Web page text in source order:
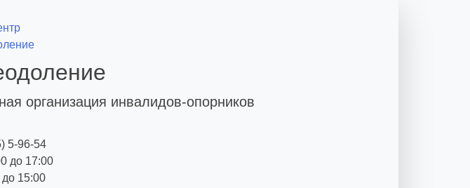
организация инвалидов-опорников
5-96-54
до 17:00
15:00